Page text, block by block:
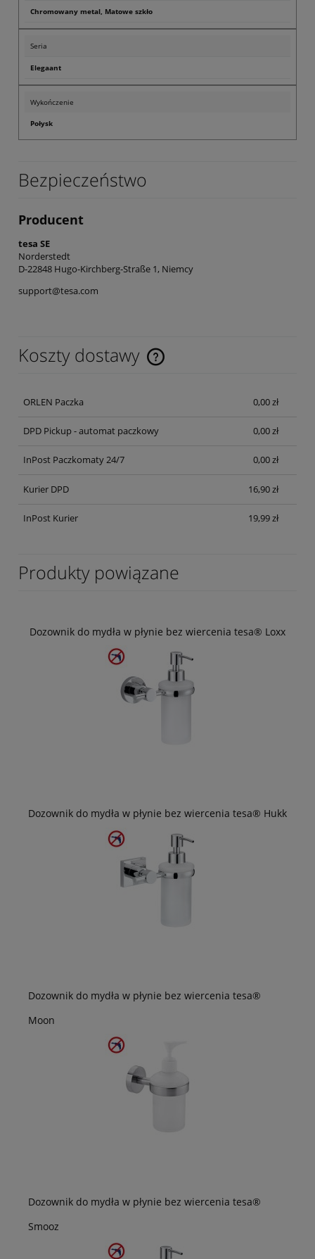
Chromowany metal, Matowe szkło
Seria
Elegaant
Wykończenie
Połysk
Bezpieczeństwo
Producent
tesa SE
Norderstedt
D-22848 Hugo-Kirchberg-Straße 1, Niemcy
support@tesa.com
Koszty dostawy
Cena nie zawiera ewentualnych kosztów płatności
ORLEN Paczka 0,00 zł
DPD Pickup - automat paczkowy 0,00 zł
InPost Paczkomaty 24/7 0,00 zł
Kurier DPD 16,90 zł
InPost Kurier 19,99 zł
Produkty powiązane
Dozownik do mydła w płynie bez wiercenia tesa® Loxx
Dozownik do mydła w płynie bez wiercenia tesa® Hukk
Dozownik do mydła w płynie bez wiercenia tesa®
Moon
Dozownik do mydła w płynie bez wiercenia tesa®
Smooz